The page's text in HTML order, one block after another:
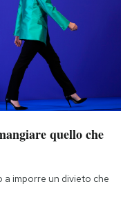
quello che
imporre un divieto che